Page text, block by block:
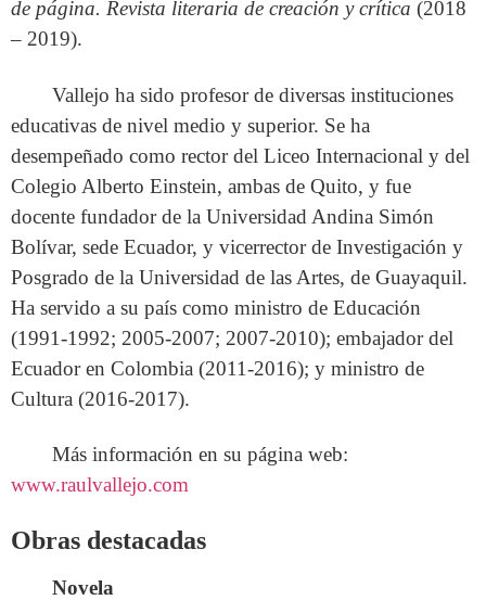
de página. Revista literaria de creación y crítica (2018
– 2019).
Vallejo ha sido profesor de diversas instituciones
educativas de nivel medio y superior. Se ha
desempeñado como rector del Liceo Internacional y del
Colegio Alberto Einstein, ambas de Quito, y fue
docente fundador de la Universidad Andina Simón
Bolívar, sede Ecuador, y vicerrector de Investigación y
Posgrado de la Universidad de las Artes, de Guayaquil.
Ha servido a su país como ministro de Educación
(1991-1992; 2005-2007; 2007-2010); embajador del
Ecuador en Colombia (2011-2016); y ministro de
Cultura (2016-2017).
Más información en su página web:
www.raulvallejo.com
Obras destacadas
Novela